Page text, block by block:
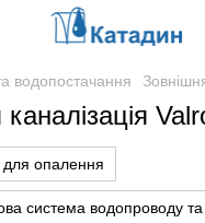
водопостачання
для опалення
система водопроводу